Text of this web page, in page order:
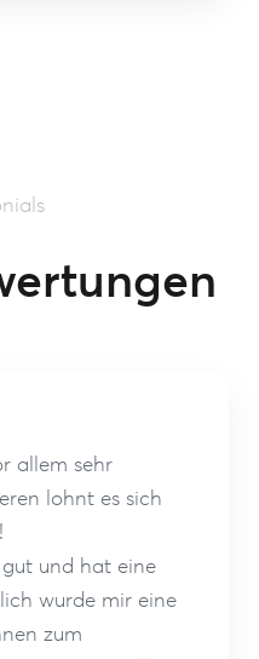
allem sehr
lohnt es sich
und hat eine
wurde mir eine
zum